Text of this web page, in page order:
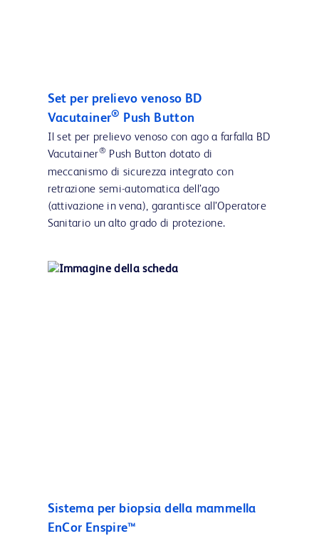
Set per prelievo venoso BD
Vacutainer® Push Button
Il set per prelievo venoso con ago a farfalla BD
Vacutainer®Push Button dotato di
meccanismo di sicurezza integrato con
retrazione semi-automatica dell’ago
(attivazione in vena), garantisce all’Operatore
Sanitario un alto grado di protezione.
Sistema per biopsia della mammella
EnCor Enspire™